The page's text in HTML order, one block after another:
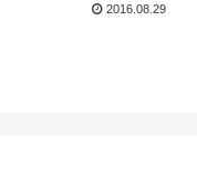
2016.08.29